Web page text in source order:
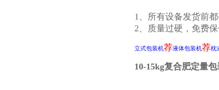
1、所有设备发货前
2、质量过硬，免费
立式包装机荐液体包装机荐枕
10-15kg复合肥定量